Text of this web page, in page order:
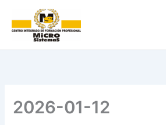
contenido
2026-01-12